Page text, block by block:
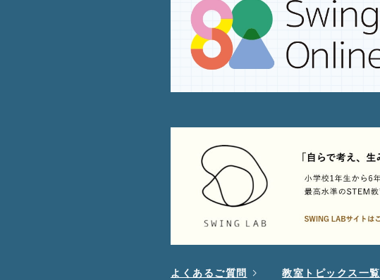
よくあるご質問 教室トピックス一覧